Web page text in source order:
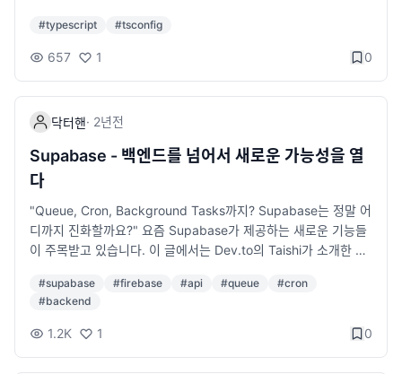
ahoe”에서 Electron 기반 앱이 느려지는 현상은 일시적인 호환성
수 있습니다.하지만 사용자는 직접 이 문제를 해결할 수 없고, 각
앱 개발자들의 패치 릴리즈를 기다려야 하는 상황입니다.macOS
는 앱의 업데이트 여부를 수시로 확인해보시길 권장합니다.
연봉 상승만을 목표로 했을 경우, 업무 만족도가 낮아질 위험이 있
음 2. 이력서 및 포트폴리오 정리하기 이직을 준비할 때 가장 먼저
해야 할 것은 이력서와 포트폴리오 정리입니다. 많은 개발자들이
트하는 경우가 많습니다. 평소에 간단하게라도 이력서 관리를 해
두면 좋습니다. 이력서 작성 팁 과거보다는 최근 프로젝트 경험과
성과를 중심으로 작성하기 단순한 업무 나열이 아닌, 본인의 기여
도와 결과를 설명하기 사용하는 기술 스택을 명확히 정리하기 (예:
Java, Spring Boot, AWS 등) 가독성이 좋은 형식 유지하기 (너
무 길지 않게 A4 한두 장 이내) 포트폴리오 준비 포트폴리오는 프
론트엔드/백엔드 개발자 모두에게 중요합니다. 프론트엔드 개발
자: 개인 블로그나 Github, 실제 서비스 배포 경험 백엔드 개발자:
있으면 좋음. 풀스택 개발자: 실제 운영되는 서비스 링크, GitHub
레포지토리 있다면 공유 특히 네이버, 카카오, 토스, 배달의민족 등
IT 기업들의 채용 과정에서 포트폴리오와 코드 리뷰가 중요한 평
가 요소가 될 수 있습니다. 3. 기술 면접 및 코딩 테스트 준비하기
는 2ality 블로그에서 다룬 내용을 기반으로 tsconfig.json의 주요
개념과 활용법을 살펴보겠습니다. TypeScript를 사용 중이거나
n은 TypeScript 프로젝트의 컴파일러 옵션과 파일을 정의하는 구
성 파일입니다. 이 파일을 통해 TypeScript 컴파일러인 tsc가 어
떤 파일을 컴파일할지, 어떤 규칙을 적용할지, 어떤 출력을 생성할
지를 결정할 수 있어요. 기본 구조 다음은 간단한 tsconfig.json
예제입니다. { "compilerOptions": { "target": "ES6", "modul
e": "CommonJS", "strict": true, "outDir": "./dist" }, "includ
e": ["src/**/*"], "exclude": ["node_modules", "dist"] } 설명
compilerOptions: 컴파일러의 동작 방식을 설정합니다. target:
e: 모듈 시스템을 정의합니다. strict: TypeScript의 엄격 모드를
활성화합니다. outDir: 컴파일된 파일이 저장될 디렉터리를 지정
합니다. include: 컴파일 대상이 되는 파일이나 디렉터리를 지정합
#typescript #tsconfig
657 1 0
닥터핸· 2년전
Supabase - 백엔드를 넘어서 새로운 가능성을 열
다
"Queue, Cron, Background Tasks까지? Supabase는 정말 어
디까지 진화할까요?" 요즘 Supabase가 제공하는 새로운 기능들
이 주목받고 있습니다. 이 글에서는 Dev.to의 Taishi가 소개한 Su
가능성을 탐구해보겠습니다. Supabase란 무엇인가요? Supaba
se는 Firebase의 오픈소스 대안으로 시작된 프로젝트로, 데이터
베이스, 인증, 실시간 업데이트, 서버리스 함수 등 다양한 기능을
#supabase #firebase #api #queue #cron
#backend
1.2K 1 0